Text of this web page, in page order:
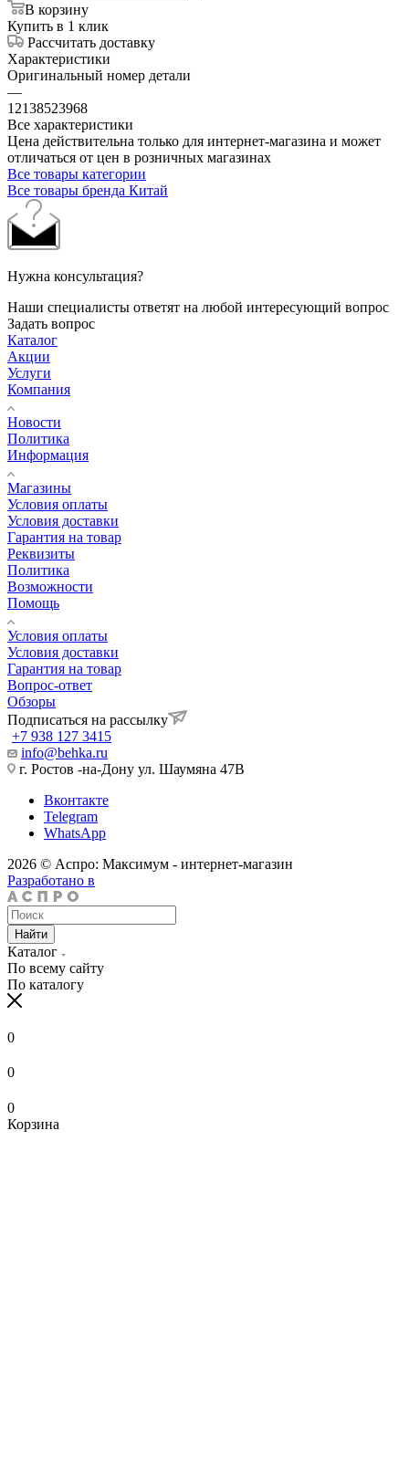
В корзину
Купить в 1 клик
Рассчитать доставку
Характеристики
Оригинальный номер детали
—
12138523968
Все характеристики
Цена действительна только для интернет-магазина и может
отличаться от цен в розничных магазинах
Все товары категории
Все товары бренда Китай
Нужна консультация?
Наши специалисты ответят на любой интересующий вопрос
Задать вопрос
Каталог
Акции
Услуги
Компания
Новости
Политика
Информация
Магазины
Условия оплаты
Условия доставки
Гарантия на товар
Реквизиты
Политика
Возможности
Помощь
Условия оплаты
Условия доставки
Гарантия на товар
Вопрос-ответ
Обзоры
Подписаться на рассылку
+7 938 127 3415
info@behka.ru
г. Ростов -на-Дону ул. Шаумяна 47В
Вконтакте
Telegram
WhatsApp
2026 © Аспро: Максимум - интернет-магазин
Разработано в
Найти
Каталог
По всему сайту
По каталогу
0
0
0
Корзина